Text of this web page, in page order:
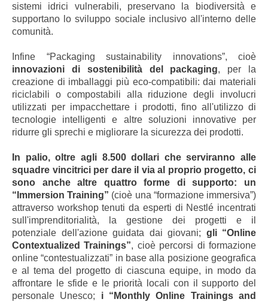
sistemi idrici vulnerabili, preservano la biodiversità e
supportano lo sviluppo sociale inclusivo all'interno delle
comunità.
Infine “Packaging sustainability innovations”, cioè
innovazioni di sostenibilità del packaging, per la
creazione di imballaggi più eco-compatibili: dai materiali
riciclabili o compostabili alla riduzione degli involucri
utilizzati per impacchettare i prodotti, fino all'utilizzo di
tecnologie intelligenti e altre soluzioni innovative per
ridurre gli sprechi e migliorare la sicurezza dei prodotti.
In palio, oltre agli 8.500 dollari che serviranno alle
squadre vincitrici per dare il via al proprio progetto, ci
sono anche altre quattro forme di supporto: un
“Immersion Training” (cioè una “formazione immersiva”)
attraverso workshop tenuti da esperti di Nestlé incentrati
sull'imprenditorialità, la gestione dei progetti e il
potenziale dell'azione guidata dai giovani; gli “Online
Contextualized Trainings”, cioè percorsi di formazione
online “contestualizzati” in base alla posizione geografica
e al tema del progetto di ciascuna equipe, in modo da
affrontare le sfide e le priorità locali con il supporto del
personale Unesco; i “Monthly Online Trainings and